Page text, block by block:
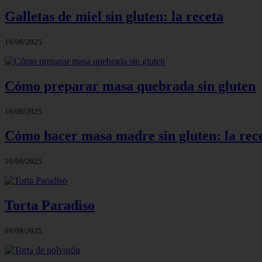
Galletas de miel sin gluten: la receta
10/09/2025
Cómo preparar masa quebrada sin gluten
10/09/2025
Cómo hacer masa madre sin gluten: la
10/09/2025
Torta Paradiso
09/09/2025